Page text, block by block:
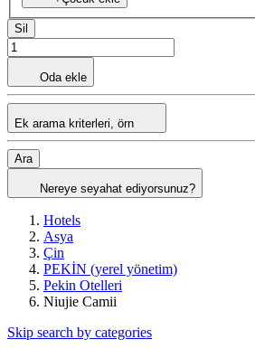
Sil
Oda ekle
Ek arama kriterleri, örn
Ara
Nereye seyahat ediyorsunuz?
Hotels
Asya
Çin
PEKİN (yerel yönetim)
Pekin Otelleri
Niujie Camii
Skip search by categories